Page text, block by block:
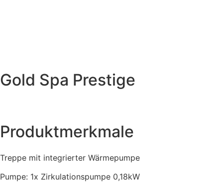
Gold Spa Prestige
Produktmerkmale
Treppe mit integrierter Wärmepumpe
Pumpe: 1x Zirkulationspumpe 0,18kW